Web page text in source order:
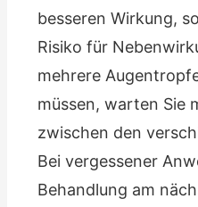
besseren Wirkung,
Risiko für
mehrere
müssen, warten Sie
zwischen den
Bei vergessener
Behandlung am